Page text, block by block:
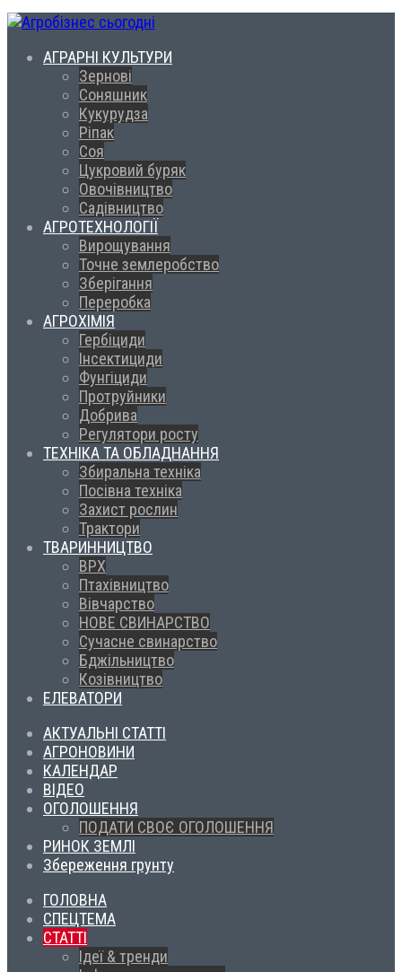
АГРАРНІ КУЛЬТУРИ
Зернові
Соняшник
Кукурудза
Ріпак
Соя
Цукровий буряк
Овочівництво
Садівництво
АГРОТЕХНОЛОГІЇ
Вирощування
Точне землеробство
Зберігання
Переробка
АГРОХІМІЯ
Гербіциди
Інсектициди
Фунгіциди
Протруйники
Добрива
Регулятори росту
ТЕХНІКА ТА ОБЛАДНАННЯ
Збиральна техніка
Посівна техніка
Захист рослин
Трактори
ТВАРИННИЦТВО
ВРХ
Птахівництво
Вівчарство
НОВЕ СВИНАРСТВО
Сучасне свинарство
Бджільництво
Козівництво
ЕЛЕВАТОРИ
АКТУАЛЬНІ СТАТТІ
АГРОНОВИНИ
КАЛЕНДАР
ВІДЕО
ОГОЛОШЕННЯ
ПОДАТИ СВОЄ ОГОЛОШЕННЯ
РИНОК ЗЕМЛІ
Збереження грунту
ГОЛОВНА
СПЕЦТЕМА
СТАТТІ
Ідеї & тренди